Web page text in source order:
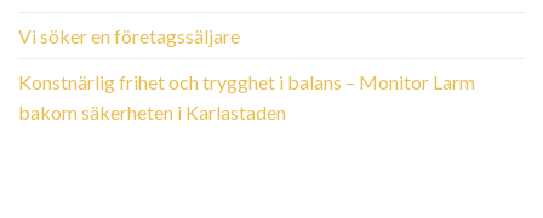
Vi söker en företagssäljare
Konstnärlig frihet och trygghet i balans – Monitor Larm
bakom säkerheten i Karlastaden